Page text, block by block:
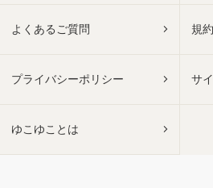
よくあるご質問 規
プライバシーポリシー サ
ゆこゆことは